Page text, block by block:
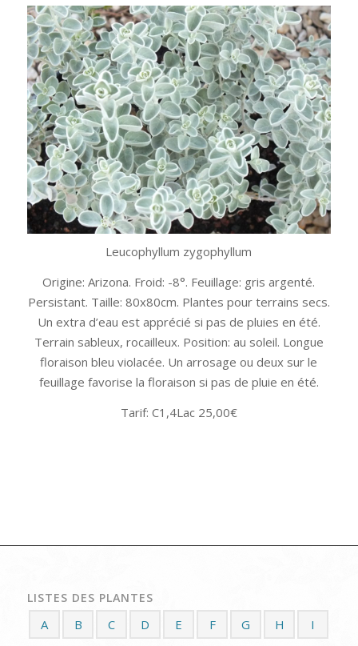
Leucophyllum zygophyllum
Origine: Arizona. Froid: -8°. Feuillage: gris argenté.
Persistant. Taille: 80x80cm. Plantes pour terrains secs.
Un extra d’eau est apprécié si pas de pluies en été.
Terrain sableux, rocailleux. Position: au soleil. Longue
floraison bleu violacée. Un arrosage ou deux sur le
feuillage favorise la floraison si pas de pluie en été.
Tarif: C1,4Lac 25,00€
LISTES DES PLANTES
A B C D E F G H I